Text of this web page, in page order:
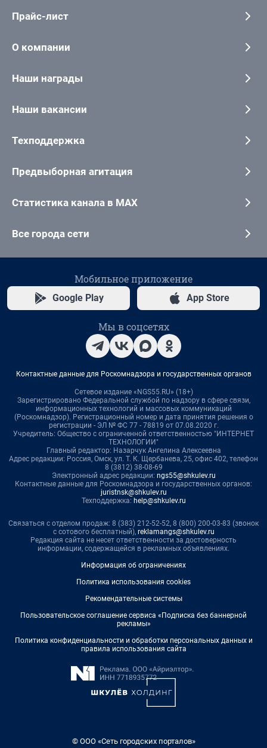
Прайс-лист
О компании
Наши награды
Наши вакансии
Техподдержка
Предвыборная агитация
Статистика канала в MAX
Все города сети
Мобильное приложение
Google Play App Store
Мы в соцсетях
Контактные данные для Роскомнадзора и государственных органов
Сетевое издание «NGS55.RU» (18+)
Зарегистрировано Федеральной службой по надзору в сфере связи,
информационных технологий и массовых коммуникаций
(Роскомнадзор). Регистрационный номер и дата принятия решения о
регистрации - ЭЛ № ФС 77 - 78819 от 07.08.2020 г.
Учредитель: Общество с ограниченной ответственностью "ИНТЕРНЕТ
ТЕХНОЛОГИИ"
Главный редактор: Назарчук Ангелина Алексеевна
Адрес редакции: Россия, Омск, ул. Т. К. Щербанева, 25, офис 402, телефон
8 (3812) 38-08-69
Электронный адрес редакции: ngs55@shkulev.ru
Контактные данные для Роскомнадзора и государственных органов:
juristnsk@shkulev.ru
Техподдержка: help@shkulev.ru
Связаться с отделом продаж: 8 (383) 212-52-52, 8 (800) 200-03-83 (звонок
с сотового бесплатный), reklamangs@shkulev.ru
Редакция сайта не несет ответственности за достоверность
информации, содержащейся в рекламных объявлениях.
Информация об ограничениях
Политика использования cookies
Рекомендательные системы
Пользовательское соглашение сервиса «Подписка без баннерной
рекламы»
Политика конфиденциальности и обработки персональных данных и
правила использования сайта
© ООО «Сеть городских порталов»